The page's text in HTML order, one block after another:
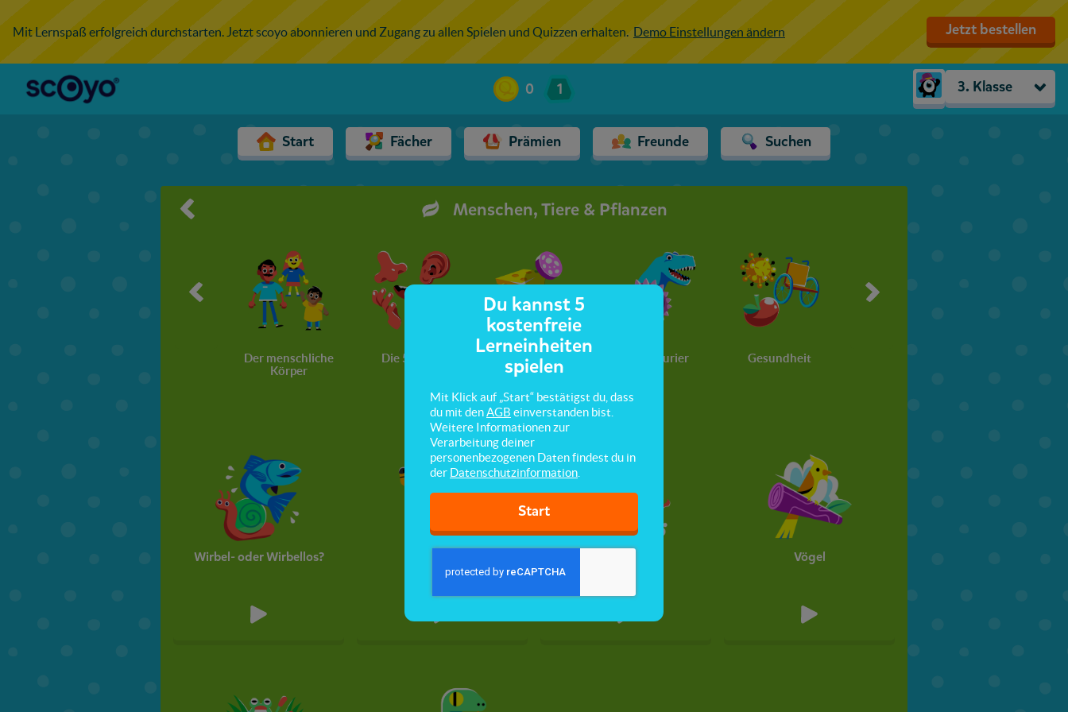
Mit Lernspaß erfolgreich durchstarten. Jetzt scoyo abonnieren und Zugang zu allen Spielen und Quizzen erhalten. Demo Einstellungen ändern Jetzt bestellen
0 1 3. Klasse
Start Fächer Prämien Freunde Suchen
Menschen, Tiere & Pflanzen
Der menschliche
Körper
Die 5 Sinne
Lebensmittel &
Ernährung
Dinosaurier Gesundheit
Wirbel- oder Wirbellos? Vögel
Du kannst 5
kostenfreie
Lerneinheiten
spielen
Mit Klick auf „Start“ bestätigst du, dass
du mit denAGB einverstanden bist.
Weitere Informationen zur
Verarbeitung deiner
personenbezogenen Daten findest du in
der Datenschutzinformation
Start